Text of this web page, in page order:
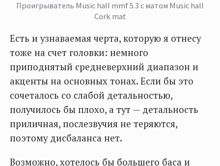
Проигрыватель Music hall mmf 5.3 с матом Music hall
Cork mat
Есть и узнаваемая черта, которую я отнесу
тоже на счет головки: немного
приподнятый средневерхний диапазон и
акценты на основных тонах. Если бы это
сочеталось со слабой детальностью,
получилось бы плохо, а тут — детальность
приличная, послезвучия не теряются,
поэтому дисбаланса нет.
Возможно, хотелось бы большего баса и